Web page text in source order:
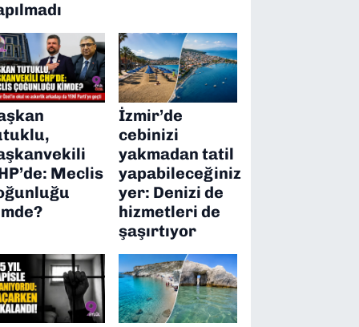
Meclis
İzmir’de
cebinizi
yakmadan tatil
yapabileceğiniz
yer: Denizi de
hizmetleri de
şaşırtıyor